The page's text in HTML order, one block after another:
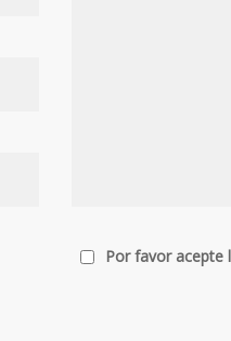
Por favor acepte